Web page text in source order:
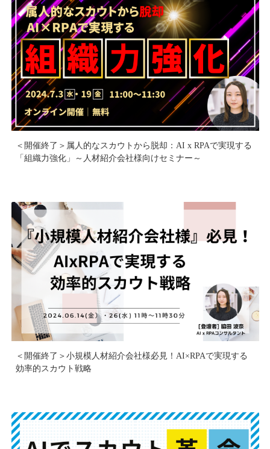
＜開催終了＞属人的なスカウトから脱却：AI x RPAで実現する
「組織力強化」～人材紹介会社様向けセミナー～
＜開催終了＞小規模人材紹介会社様必見！AI×RPAで実現する
効率的スカウト戦略